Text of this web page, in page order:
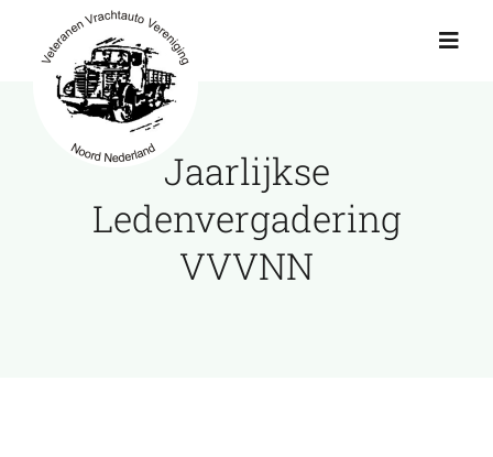
inhoud
Actueel
Agenda
Jaarlijkse
Ledenvergadering
VVVNN